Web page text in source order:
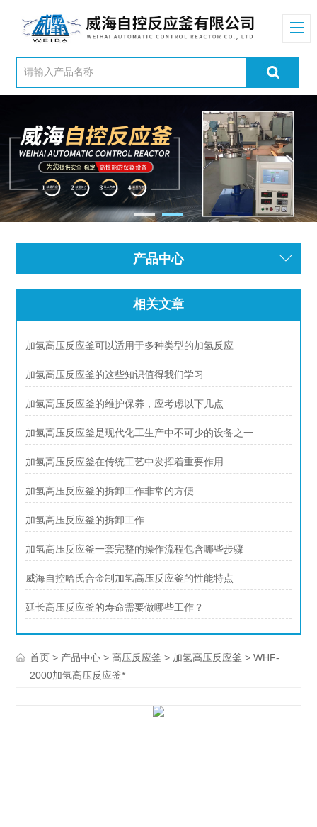
产品中心
相关文章
加氢高压反应釜可以适用于多种类型的加氢反应
加氢高压反应釜的这些知识值得我们学习
加氢高压反应釜的维护保养，应考虑以下几点
加氢高压反应釜是现代化工生产中不可少的设备之一
加氢高压反应釜在传统工艺中发挥着重要作用
加氢高压反应釜的拆卸工作非常的方便
加氢高压反应釜的拆卸工作
加氢高压反应釜一套完整的操作流程包含哪些步骤
威海自控哈氏合金制加氢高压反应釜的性能特点
延长高压反应釜的寿命需要做哪些工作？
首页 > 产品中心 >高压反应釜 > 加氢高压反应釜 > WHF-
2000加氢高压反应釜*